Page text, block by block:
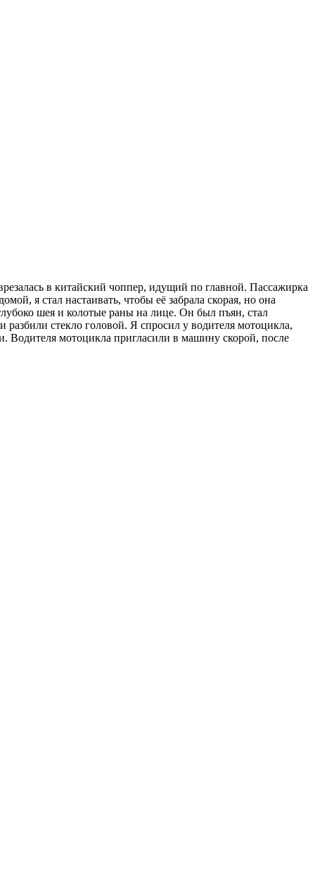
в китайский чоппер, идущий по главной. Пассажирка
я стал настаивать, чтобы её забрала скорая, но она
шея и колотые раны на лице. Он был пъян, стал
стекло головой. Я спросил у водителя мотоцикла,
Водителя мотоцикла пригласили в машину скорой, после